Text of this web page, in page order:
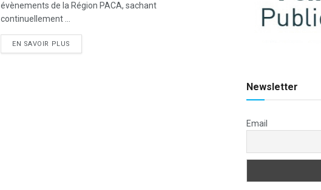
évènements de la Région PACA, sachant
continuellement ...
EN SAVOIR PLUS
Newsletter
Email